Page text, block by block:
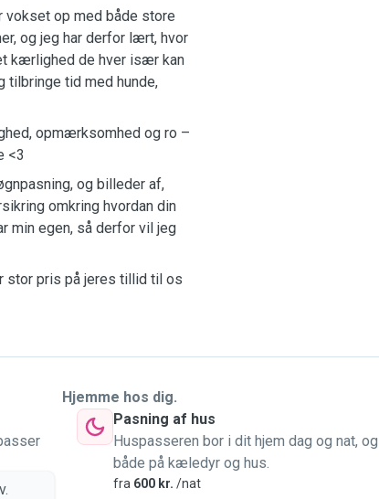
vokset op med både store
og jeg har derfor lært, hvor
kærlighed de hver især kan
tilbringe tid med hunde,
opmærksomhed og ro –
<3
og billeder af,
omkring hvordan din
min egen, så derfor vil jeg
stor pris på jeres tillid til os
Hjemme hos dig.
Pasning af hus
Huspasseren bor i dit hjem dag og nat,
både på kæledyr og hus.
fra 600 kr. /nat